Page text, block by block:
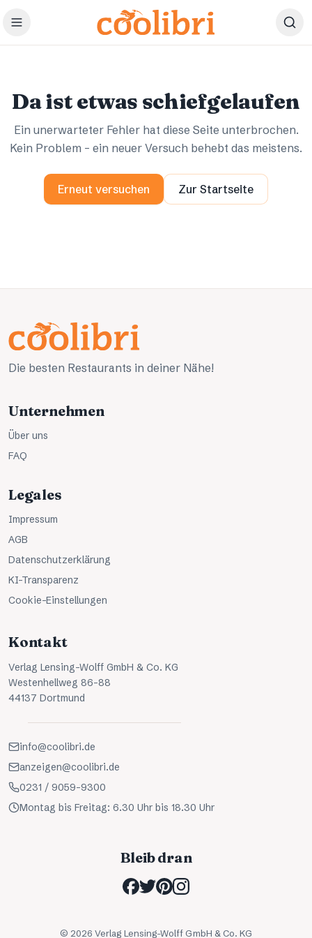
Zum Hauptinhalt springen
Da ist etwas schiefgelaufen
Ein unerwarteter Fehler hat diese Seite unterbrochen.
Kein Problem – ein neuer Versuch behebt das meistens.
Erneut versuchen Zur Startseite
Die besten Restaurants in deiner Nähe!
Unternehmen
Über uns
FAQ
Legales
Impressum
AGB
Datenschutzerklärung
KI-Transparenz
Cookie-Einstellungen
Kontakt
Verlag Lensing-Wolff GmbH & Co. KG
Westenhellweg 86-88
44137 Dortmund
info@coolibri.de
anzeigen@coolibri.de
0231 / 9059-9300
Montag bis Freitag: 6.30 Uhr bis 18.30 Uhr
Bleib dran
© 2026 Verlag Lensing-Wolff GmbH & Co. KG